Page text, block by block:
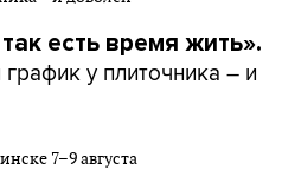
есть время жить».
у плиточника – и